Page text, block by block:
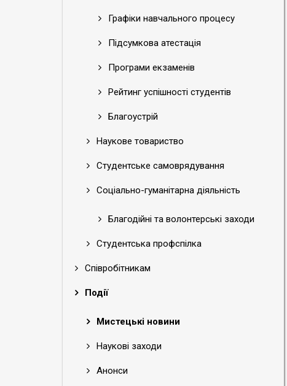
Графіки навчального процесу
Підсумкова атестація
Програми екзаменів
Рейтинг успішності студентів
Благоустрій
Наукове товариство
Студентське самоврядування
Соціально-гуманітарна діяльність
Благодійні та волонтерські заходи
Студентська профспілка
Співробітникам
Події
Мистецькі новини
Наукові заходи
Анонси